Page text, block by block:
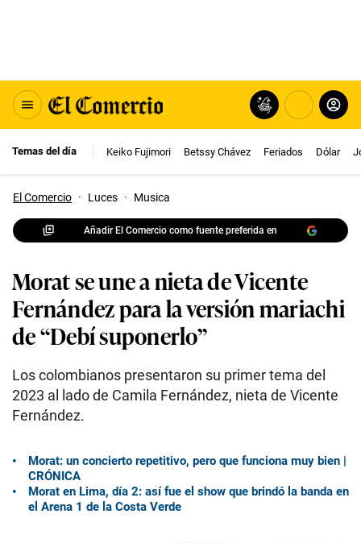
Temas del día Keiko Fujimori Betssy Chávez Feriados Dólar
El Comercio · Luces · Musica
Añadir El Comercio como fuente preferida en
Morat se une a nieta de Vicente
Fernández para la versión mariachi
de “Debí suponerlo”
Los colombianos presentaron su primer tema del
2023 al lado de Camila Fernández, nieta de Vicente
Fernández.
Morat: un concierto repetitivo, pero que funciona muy bien |
CRÓNICA
Morat en Lima, día 2: así fue el show que brindó la banda en
el Arena 1 de la Costa Verde